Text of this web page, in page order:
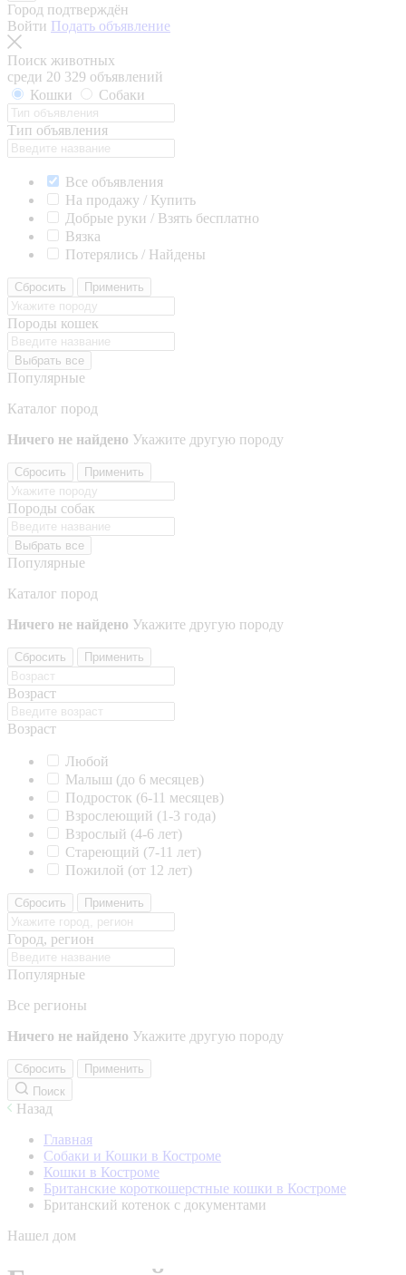
Город подтверждён
Войти Подать объявление
Поиск животных
среди 20 329 объявлений
Кошки
Собаки
Тип объявления
Все объявления
На продажу / Купить
Добрые руки / Взять бесплатно
Вязка
Потерялись / Найдены
Сбросить Применить
Породы кошек
Выбрать все
Популярные
Каталог пород
Ничего не найдено Укажите другую породу
Сбросить Применить
Породы собак
Выбрать все
Популярные
Каталог пород
Ничего не найдено Укажите другую породу
Сбросить Применить
Возраст
Возраст
Любой
Малыш (до 6 месяцев)
Подросток (6-11 месяцев)
Взрослеющий (1-3 года)
Взрослый (4-6 лет)
Стареющий (7-11 лет)
Пожилой (от 12 лет)
Сбросить Применить
Город, регион
Популярные
Все регионы
Ничего не найдено Укажите другую породу
Сбросить
Применить
Поиск
Назад
Главная
Собаки и Кошки в Костроме
Кошки в Костроме
Британские короткошерстные кошки в Костроме
Британский котенок с документами
Нашел дом